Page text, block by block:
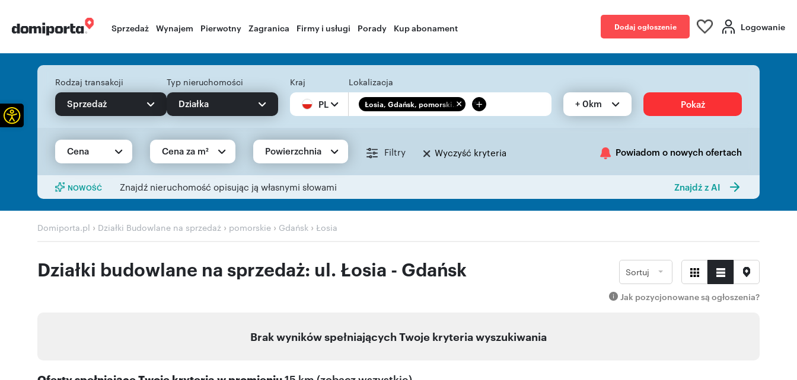
Sprzedaż Wynajem Pierwotny Zagranica Firmy i usługi Porady Kup abonament Dodaj ogłoszenie Logowanie
Rodzaj transakcji
Sprzedaż
Typ nieruchomości
Działka
Kraj
PL
Lokalizacja
Łosia, Gdańsk, pomorski... + + 0km Pokaż
Cena Cena za m² Powierzchnia Filtry Wyczyść kryteria Powiadom o nowych ofertach
NOWOŚĆ Znajdź nieruchomość opisując ją własnymi słowami Znajdź z AI
Domiporta.pl › Działki Budowlane na sprzedaż › pomorskie › Gdańsk › Łosia
Działki budowlane na sprzedaż: ul. Łosia - Gdańsk Sortuj
Jak pozycjonowane są ogłoszenia?
Brak wyników spełniających Twoje kryteria wyszukiwania
Otwórz pasek narzędzi